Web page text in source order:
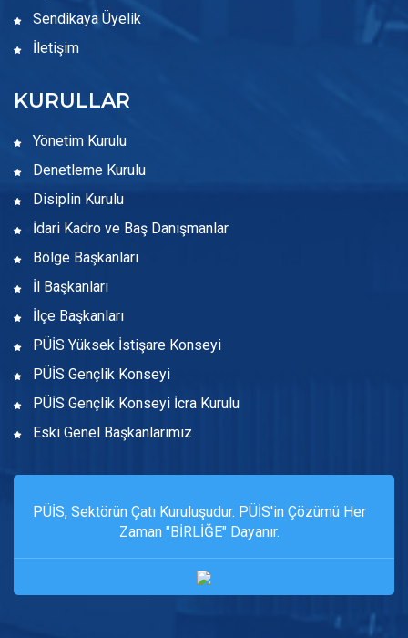
Sendikaya Üyelik
İletişim
KURULLAR
Yönetim Kurulu
Denetleme Kurulu
Disiplin Kurulu
İdari Kadro ve Baş Danışmanlar
Bölge Başkanları
İl Başkanları
İlçe Başkanları
PÜİS Yüksek İstişare Konseyi
PÜİS Gençlik Konseyi
PÜİS Gençlik Konseyi İcra Kurulu
Eski Genel Başkanlarımız
PÜİS, Sektörün Çatı Kuruluşudur. PÜİS'in Çözümü Her
Zaman "BİRLİĞE" Dayanır.